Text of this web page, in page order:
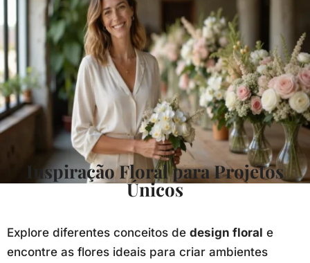
Inspiração Floral para Projetos
Únicos
Explore diferentes conceitos de design floral e
encontre as flores ideais para criar ambientes